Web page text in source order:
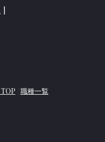
]
職種一覧